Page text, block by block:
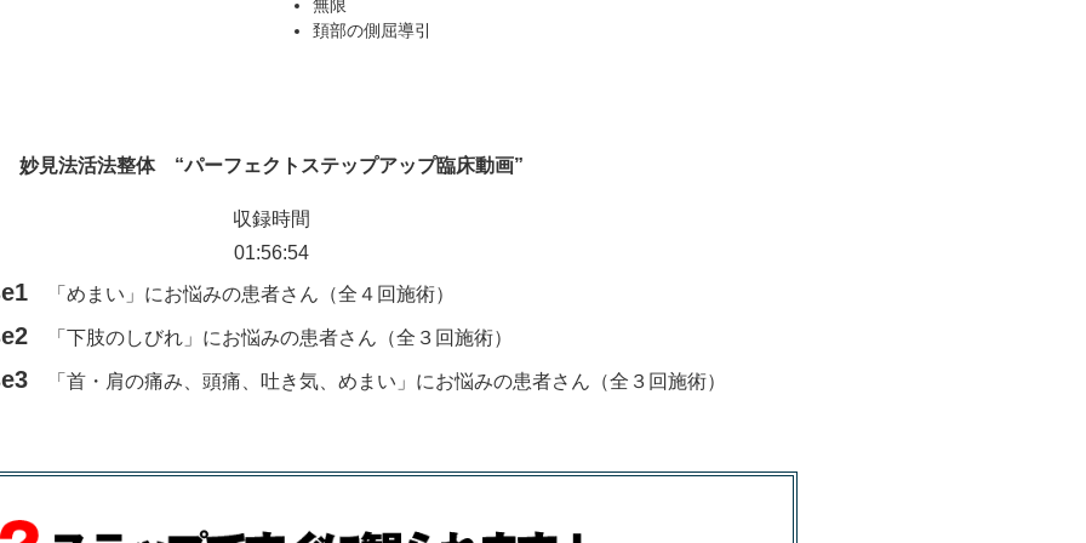
無限
頚部の側屈導引
妙見法活法整体 “パーフェクトステップアップ臨床動画”
収録時間
01:56:54
「めまい」にお悩みの患者さん（全４回施術）
「下肢のしびれ」にお悩みの患者さん（全３回施術）
「首・肩の痛み、頭痛、吐き気、めまい」にお悩みの患者さん（全３回施術）